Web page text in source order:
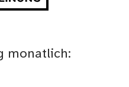
monatlich: